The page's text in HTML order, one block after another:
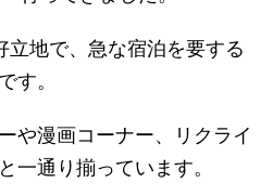
地で、急な宿泊を要する
す。
や漫画コーナー、リクライ
一通り揃っています。